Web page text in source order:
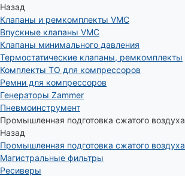
Назад
Клапаны и ремкомплекты VMC
Впускные клапаны VMC
Клапаны минимального давления
Термостатические клапаны, ремкомплекты
Комплекты ТО для компрессоров
Ремни для компрессоров
Генераторы Zammer
Пневмоинструмент
Промышленная подготовка сжатого воздуха
Назад
Промышленная подготовка сжатого воздуха
Магистральные фильтры
Ресиверы